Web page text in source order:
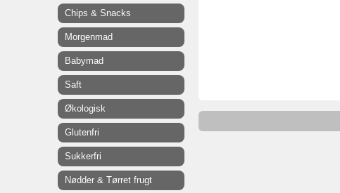
Chips & Snacks
Morgenmad
Babymad
Saft
Økologisk
Glutenfri
Sukkerfri
Nødder & Tørret frugt